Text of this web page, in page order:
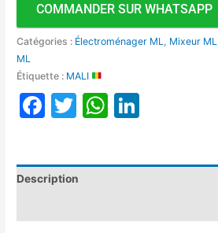
COMMANDER SUR WHATSAPP
Catégories : Électroménager ML Mixeur ML
ML
Étiquette : MALI
Facebook
TwitterWhatsApp
Description